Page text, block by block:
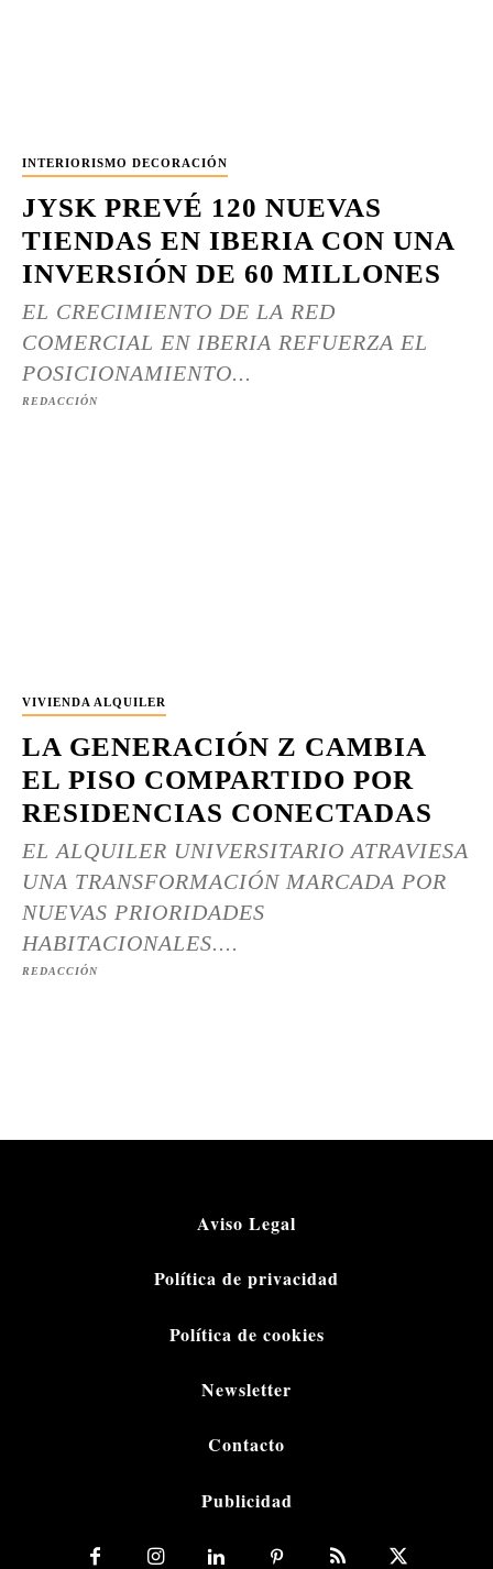
INTERIORISMO DECORACIÓN
JYSK PREVÉ 120 NUEVAS
TIENDAS EN IBERIA CON UNA
INVERSIÓN DE 60 MILLONES
EL CRECIMIENTO DE LA RED
COMERCIAL EN IBERIA REFUERZA EL
POSICIONAMIENTO...
REDACCIÓN
VIVIENDA ALQUILER
LA GENERACIÓN Z CAMBIA
EL PISO COMPARTIDO POR
RESIDENCIAS CONECTADAS
EL ALQUILER UNIVERSITARIO ATRAVIESA
UNA TRANSFORMACIÓN MARCADA POR
NUEVAS PRIORIDADES
HABITACIONALES....
REDACCIÓN
Aviso Legal
Política de privacidad
Política de cookies
Newsletter
Contacto
Publicidad